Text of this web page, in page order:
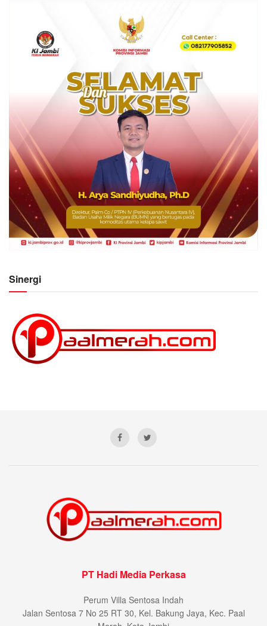
Sinergi
PT Hadi Media Perkasa
Perum Villa Sentosa Indah
Jalan Sentosa 7 No 25 RT 30, Kel. Bakung Jaya, Kec. Paal